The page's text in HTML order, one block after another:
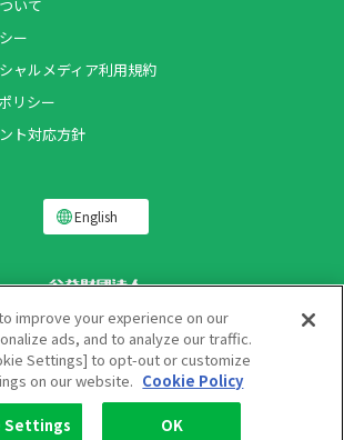
いて
ー
ャルメディア利用規約
リシー
ト対応方針
English
Copyright ®
LION FOUNDATION FOR DENTAL HEALTH.
improve your experience on our
ads, and to analyze our traffic.
Settings] to opt-out or customize
on our website. Cookie Policy
Settings OK